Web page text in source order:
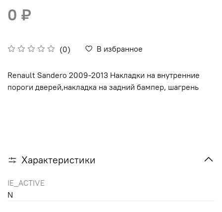
(0) В избранное
0 ₽
Renault Sandero 2009-2013 Накладки на внутренние
пороги дверей,накладка на задний бампер, шагрень
Характеристики
IE_ACTIVE
N